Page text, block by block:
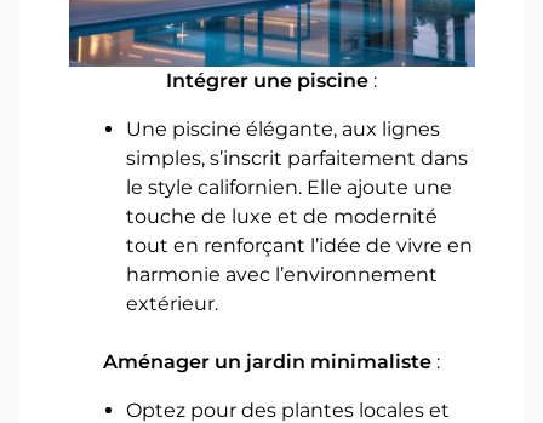
Intégrer une piscine :
Une piscine élégante, aux lignes
simples, s’inscrit parfaitement dans
le style californien. Elle ajoute une
touche de luxe et de modernité
tout en renforçant l’idée de vivre en
harmonie avec l’environnement
extérieur.
Aménager un jardin minimaliste :
Optez pour des plantes locales et